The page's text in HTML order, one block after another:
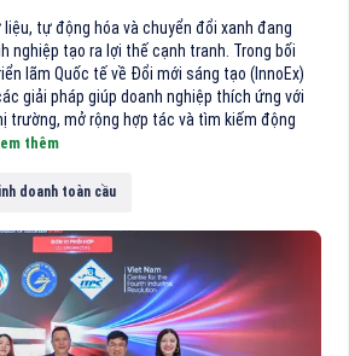
liệu, tự động hóa và chuyển đổi xanh đang
nghiệp tạo ra lợi thế cạnh tranh. Trong bối
lãm Quốc tế về Đổi mới sáng tạo (InnoEx)
giải pháp giúp doanh nghiệp thích ứng với
trường, mở rộng hợp tác và tìm kiếm động
thêm
doanh toàn cầu